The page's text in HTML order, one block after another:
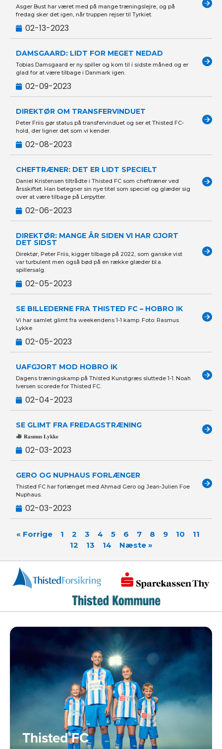
Asger Bust har været med på mange træningslejre, og på
fredag sker det igen, når truppen rejser til Tyrkiet.
02-13-2023
DAMSGAARD: LIDT FOR MEGET NEDAD
Tobias Damsgaard er ny spiller og kom til i sidste måned og er
glad for at være tilbage i Danmark igen.
02-09-2023
DIREKTØR OM TRANSFERVINDUET
Peter Friis gør status på transfervinduet og ser et Thisted FC-
hold, der ligner det som vi kender.
02-08-2023
CHEFTRÆNER: DET ER LIDT SPECIELT
Daniel Kristensen tiltrådte i Thisted FC som cheftræner ved
årsskiftet. Han betegner sin nye titel som speciel og glæder sig
over at være tilbage på Lerpytter.
02-06-2023
DIREKTØR: MANGE ÅR SIDEN VI HAR GJORT
DET SIDST
Direktør, Peter Friis, kigger tilbage på 2022, som ganske vist
var turbulent men også bød på en række glæder bl.a.
spillersalg.
02-05-2023
SE BILLEDERNE FRA THISTED FC – HOBRO IK
Vi har samlet glimt fra weekendens 1-1 kamp. Foto: Rasmus
Lykke
02-05-2023
UAFGJORT MOD HOBRO IK
Dagens træningskamp på Thisted Kunstgræs sluttede 1-1. Noah
Iversen scorede for Thisted FC.
02-04-2023
SE GLIMT FRA FREDAGSTRÆNING
𝐑𝐚𝐬𝐦𝐮𝐬 𝐋𝐲𝐤𝐤𝐞
02-03-2023
GERO OG NUPHAUS FORLÆNGER
Thisted FC har forlænget med Ahmad Gero og Jean-Julien Foe
Nuphaus.
02-03-2023
« Forrige 1 2 3 4 5 6 7 8 9 10
11
12
13 14 Næste »
Thisted FC